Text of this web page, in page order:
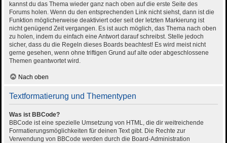
kannst du das Thema wieder ganz nach oben auf die erste Seite des
Forums holen. Wenn du den entsprechenden Link nicht siehst, dann ist die
Funktion möglicherweise deaktiviert oder seit der letzten Markierung ist
nicht genügend Zeit vergangen. Es ist auch möglich, das Thema nach oben
zu holen, indem du einfach eine Antwort darauf schreibst. Stelle jedoch
sicher, dass du die Regeln dieses Boards beachtest! Es wird meist nicht
gerne gesehen, wenn ohne triftigen Grund auf alte oder abgeschlossene
Themen geantwortet wird.
Nach oben
Textformatierung und Thementypen
Was ist BBCode?
BBCode ist eine spezielle Umsetzung von HTML, die dir weitreichende
Formatierungsmöglichkeiten für deinen Text gibt. Die Rechte zur
Verwendung von BBCode werden durch die Board-Administration